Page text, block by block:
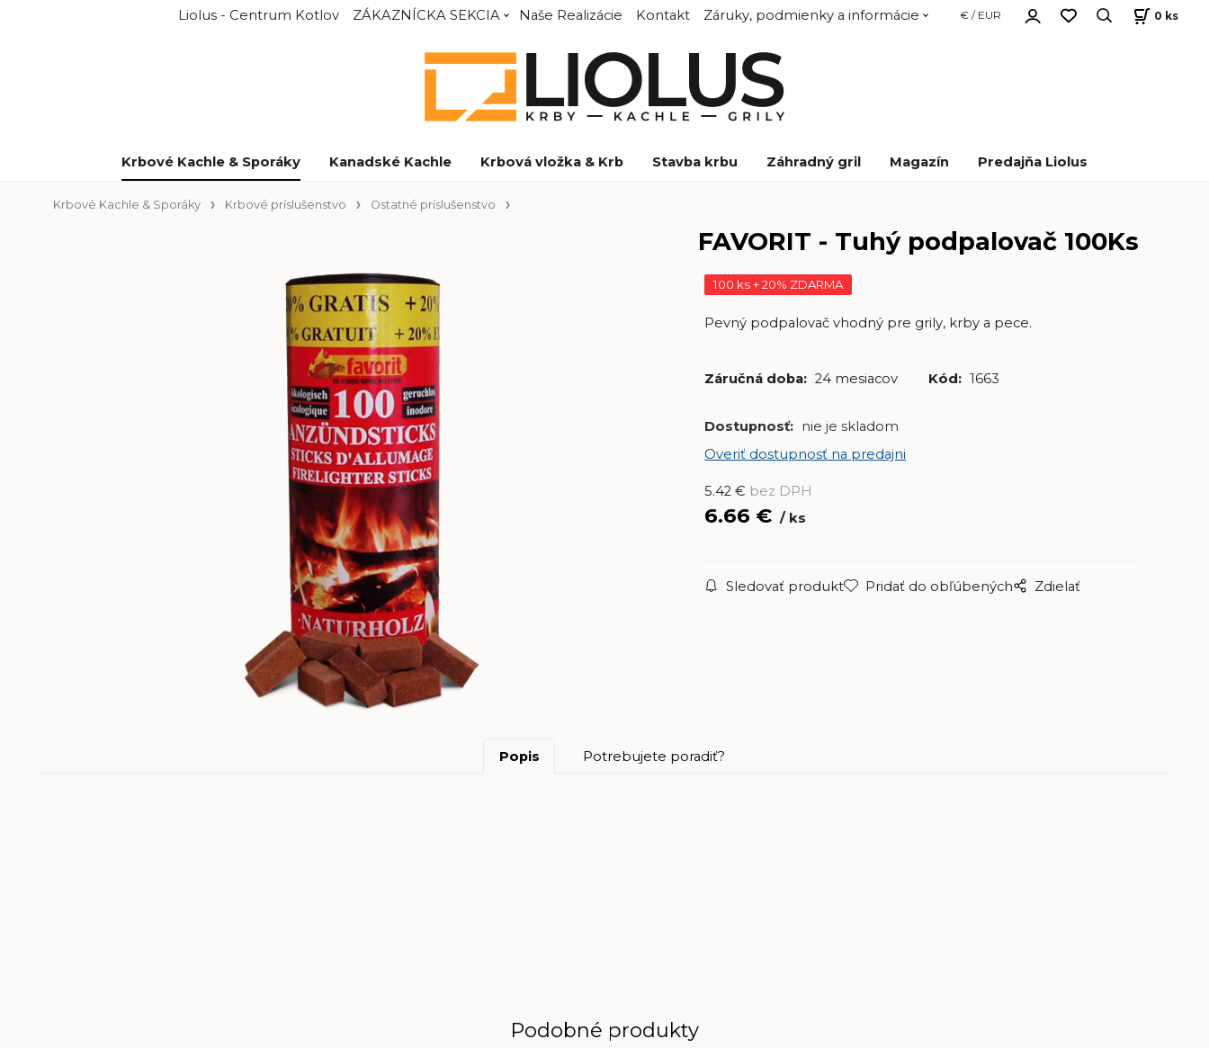
Liolus - Centrum Kotlov ZÁKAZNÍCKA SEKCIA Naše Realizácie Kontakt Záruky, podmienky a informácie € / EUR 0 ks
Krbové Kachle & Sporáky Kanadské Kachle Krbová vložka & Krb Stavba krbu Záhradný gril Magazín Predajňa Liolus
Krbové Kachle & Sporáky Krbové príslušenstvo Ostatné príslušenstvo
FAVORIT - Tuhý podpalovač 100Ks
100 ks + 20% ZDARMA
Pevný podpalovač vhodný pre grily, krby a pece.
Záručná doba: 24 mesiacov Kód: 1663
Dostupnosť: nie je skladom
Overiť dostupnosť na predajni
5.42 € bez DPH
6.66 € ks
Sledovať produkt Pridať do obľúbených Zdielať
Popis Potrebujete poradiť?
Podobné produkty